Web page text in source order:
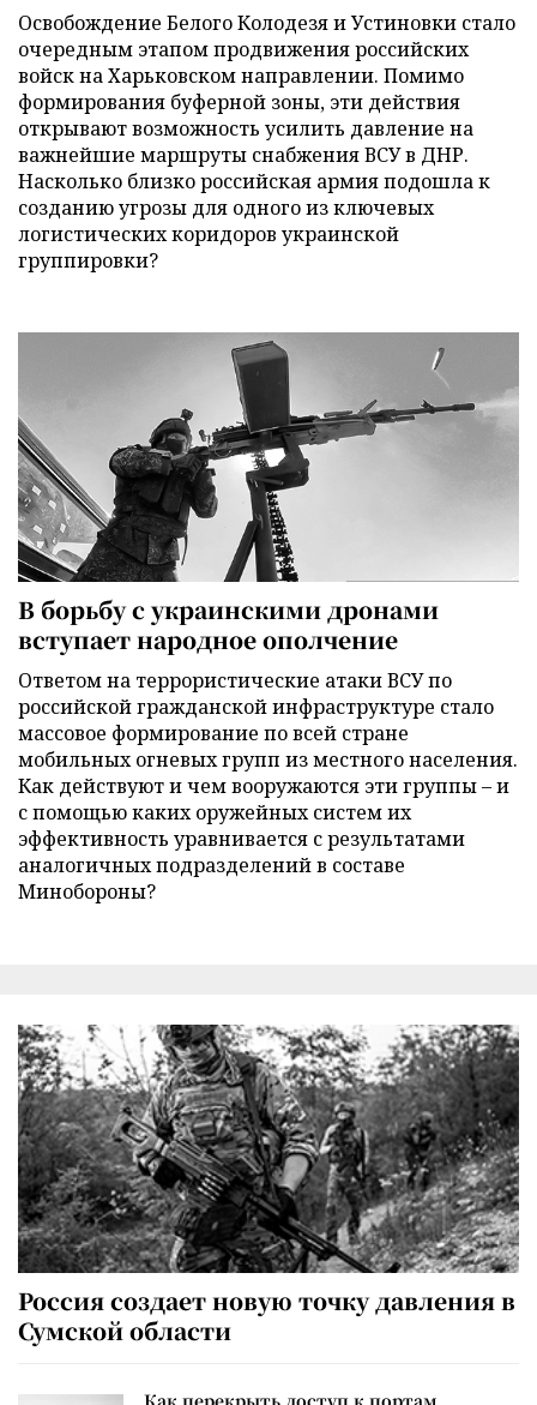
Освобождение Белого Колодезя и Устиновки стало
очередным этапом продвижения российских
войск на Харьковском направлении. Помимо
формирования буферной зоны, эти действия
открывают возможность усилить давление на
важнейшие маршруты снабжения ВСУ в ДНР.
Насколько близко российская армия подошла к
созданию угрозы для одного из ключевых
логистических коридоров украинской
группировки?
В борьбу с украинскими дронами
вступает народное ополчение
Ответом на террористические атаки ВСУ по
российской гражданской инфраструктуре стало
массовое формирование по всей стране
мобильных огневых групп из местного населения.
Как действуют и чем вооружаются эти группы – и
с помощью каких оружейных систем их
эффективность уравнивается с результатами
аналогичных подразделений в составе
Минобороны?
Россия создает новую точку давления в
Сумской области